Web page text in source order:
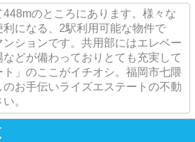
のところにあります。様々な
になる、2駅利用可能な物件で
ションです。共用部にはエレベー
どが備わっておりとても充実して
」のここがイチオシ。福岡市七隈
お手伝いライズエステートの不動
。